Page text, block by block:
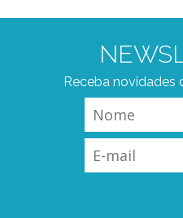
Receba novidades